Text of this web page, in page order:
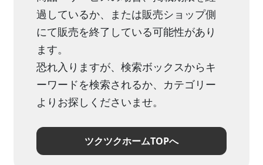
過しているか、または販売ショップ側
にて販売を終了している可能性があり
ます。
恐れ入りますが、検索ボックスからキ
ーワードを検索されるか、カテゴリー
よりお探しくださいませ。
ツクツクホームTOPへ